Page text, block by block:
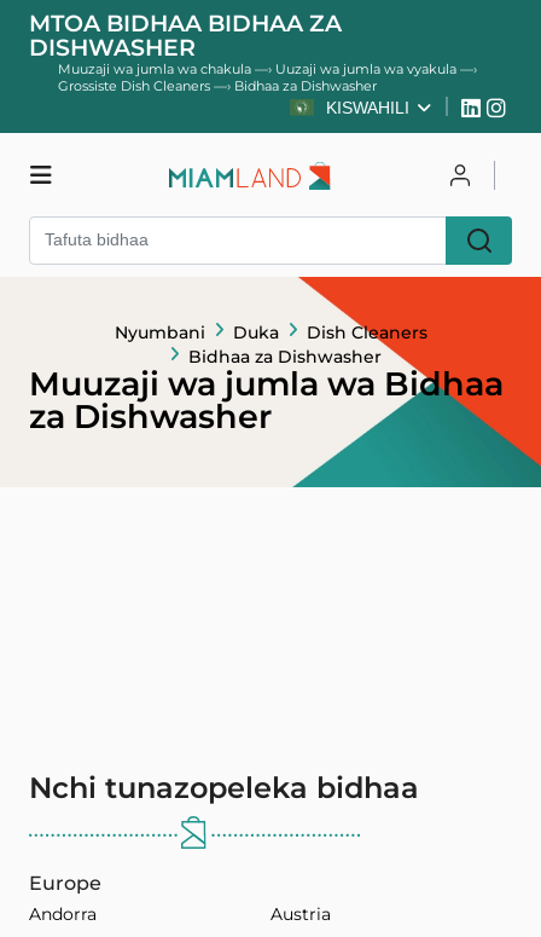
MTOA BIDHAA BIDHAA ZA
DISHWASHER
Muuzaji wa jumla wa chakula —› Uuzaji wa jumla wa vyakula —›
Grossiste Dish Cleaners —›Bidhaa za Dishwasher
KISWAHILI
Nyumbani Duka
Dish Cleaners
Bidhaa za Dishwasher
Muuzaji wa jumla wa Bidhaa
za Dishwasher
Nchi tunazopeleka bidhaa
Europe
Andorra
Austria
Duka Unganisha